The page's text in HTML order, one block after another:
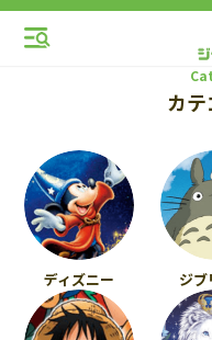
カ
ディズニー ジブ